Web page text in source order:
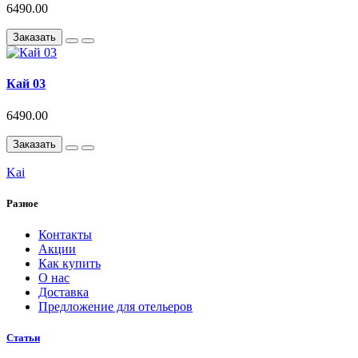
6490.00
Заказать
Кай 03
6490.00
Заказать
Kai
Разное
Контакты
Акции
Как купить
О нас
Доставка
Предложение для отельеров
Статьи